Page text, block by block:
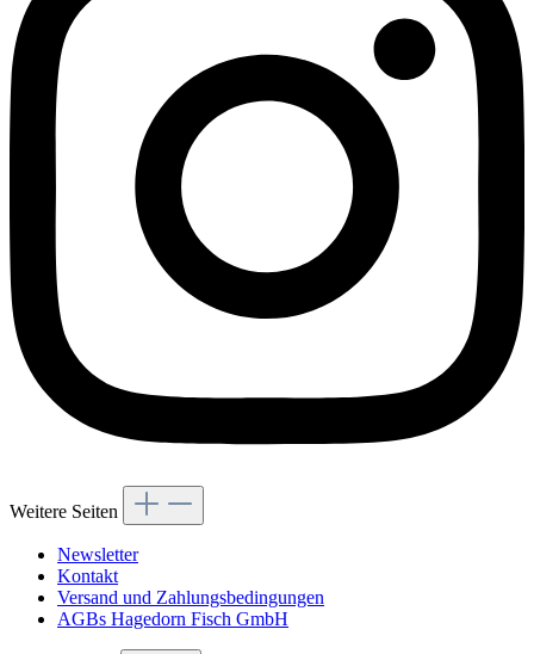
Weitere Seiten
Newsletter
Kontakt
Versand und Zahlungsbedingungen
AGBs Hagedorn Fisch GmbH